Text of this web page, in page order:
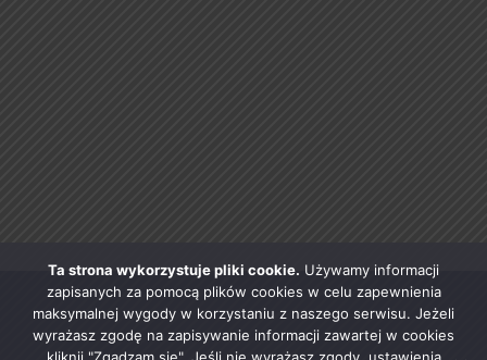
Ta strona wykorzystuje pliki cookie. Używamy informacji
zapisanych za pomocą plików cookies w celu zapewnienia
maksymalnej wygody w korzystaniu z naszego serwisu. Jeżeli
wyrażasz zgodę na zapisywanie informacji zawartej w cookies